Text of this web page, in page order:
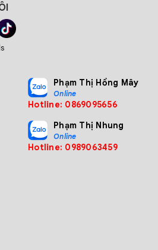
Phạm Thị Hồng Mây
Online
Hotline: 0869095656
Phạm Thị Nhung
Online
Hotline: 0989063459